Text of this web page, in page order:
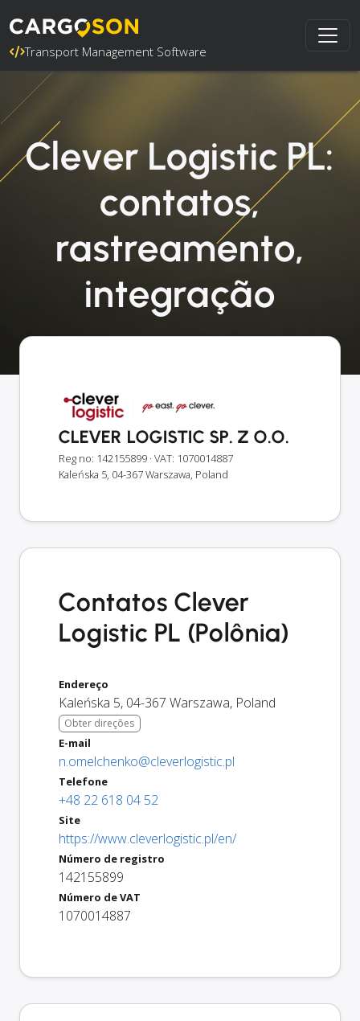
Transport Management Software
Clever Logistic PL:
contatos,
rastreamento,
integração
CLEVER LOGISTIC SP. Z O.O.
Reg no: 142155899 · VAT: 1070014887
Kaleńska 5, 04-367 Warszawa, Poland
Contatos Clever
Logistic PL (Polônia)
Endereço
Kaleńska 5, 04-367 Warszawa, Poland
Obter direções
E-mail
n.omelchenko@cleverlogistic.pl
Telefone
+48 22 618 04 52
Site
https://www.cleverlogistic.pl/en/
Número de registro
142155899
Número de VAT
1070014887